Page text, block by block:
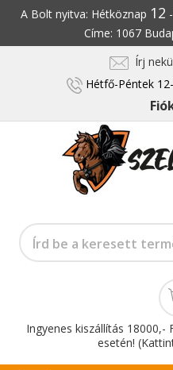
A Bolt nyitva: Hétköznap 12
Címe: 1067
Írj
Hétfő-Péntek
Ingyenes kiszállítás 18000,-
esetén!